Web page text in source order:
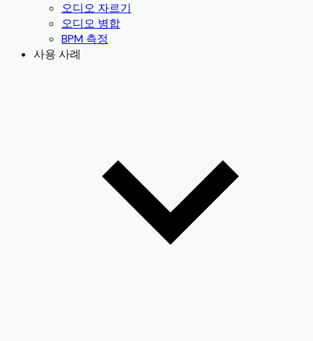
오디오 자르기
오디오 병합
BPM 측정
사용 사례